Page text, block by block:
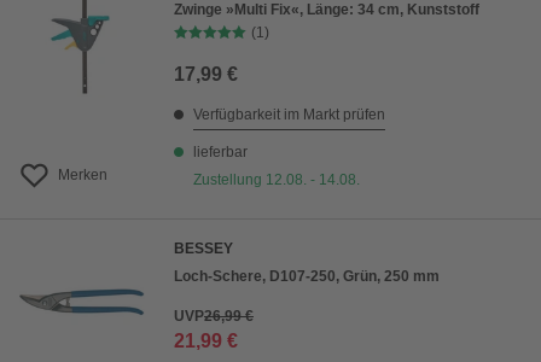
Merken
Zwinge »Multi Fix«, Länge: 34 cm, Kunststoff
(1)
17,99 €
Verfügbarkeit im Markt prüfen
lieferbar
Zustellung 12.08. - 14.08.
BESSEY
Loch-Schere, D107-250, Grün, 250 mm
UVP26,99 €
21,99 €